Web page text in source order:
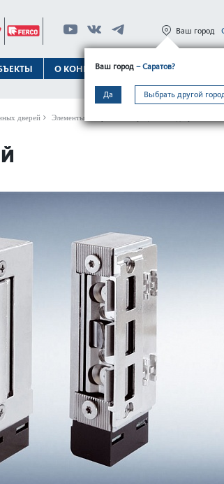
О КОНЦЕРНЕ ТЕХПОДДЕРЖКА
Ваш город – Саратов?
Да Выбрать другой
Ваш город
дверей Элементы запирания эвакуационных дверей